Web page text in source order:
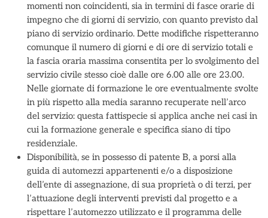
momenti non coincidenti, sia in termini di fasce orarie di
impegno che di giorni di servizio, con quanto previsto dal
piano di servizio ordinario. Dette modifiche rispetteranno
comunque il numero di giorni e di ore di servizio totali e
la fascia oraria massima consentita per lo svolgimento del
servizio civile stesso cioè dalle ore 6.00 alle ore 23.00.
Nelle giornate di formazione le ore eventualmente svolte
in più rispetto alla media saranno recuperate nell’arco
del servizio: questa fattispecie si applica anche nei casi in
cui la formazione generale e specifica siano di tipo
residenziale.
Disponibilità, se in possesso di patente B, a porsi alla
guida di automezzi appartenenti e/o a disposizione
dell’ente di assegnazione, di sua proprietà o di terzi, per
l’attuazione degli interventi previsti dal progetto e a
rispettare l’automezzo utilizzato e il programma delle